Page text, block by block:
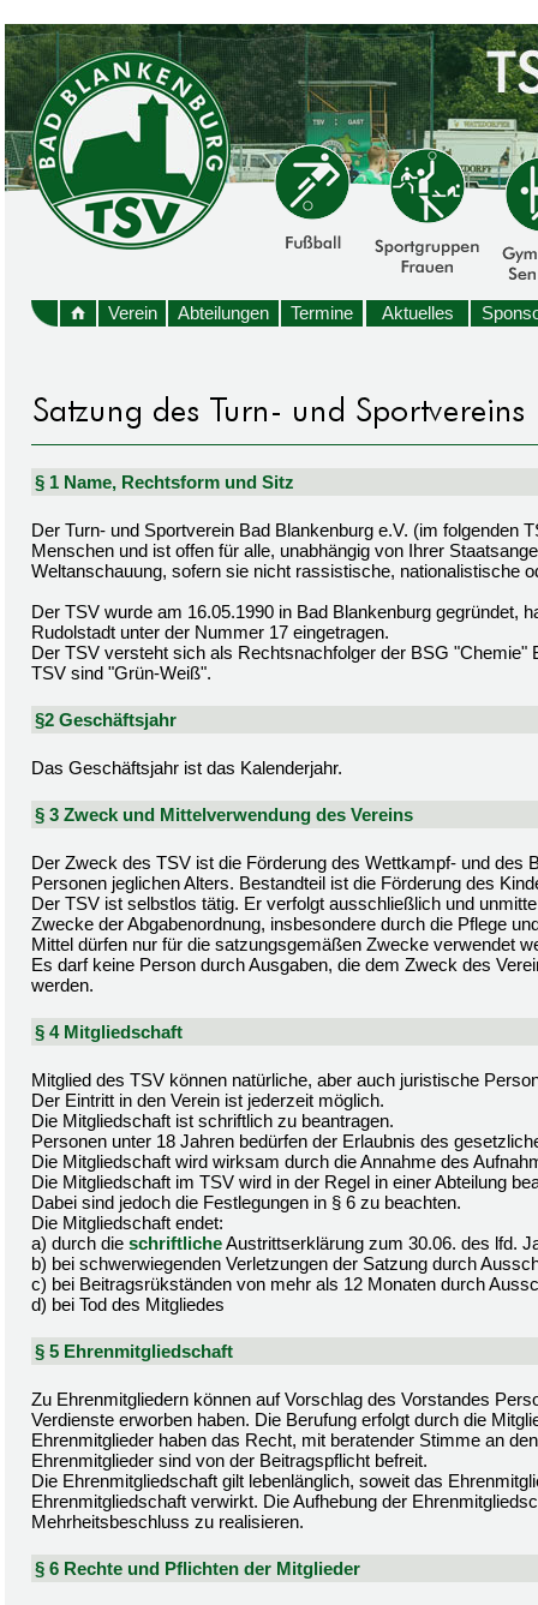
Verein Abteilungen Termine Aktuelles
§ 1 Name, Rechtsform und Sitz
Der Turn- und Sportverein Bad Blankenburg e.V. (im folgenden
Menschen und ist offen für alle, unabhängig von Ihrer
Weltanschauung, sofern sie nicht rassistische, nationalistische
Der TSV wurde am 16.05.1990 in Bad Blankenburg gegründet,
Rudolstadt unter der Nummer 17 eingetragen.
Der TSV versteht sich als Rechtsnachfolger der BSG
TSV sind "Grün-Weiß".
§2 Geschäftsjahr
Das Geschäftsjahr ist das Kalenderjahr.
§ 3 Zweck und Mittelverwendung des Vereins
Der Zweck des TSV ist die Förderung des Wettkampf- und des
Personen jeglichen Alters. Bestandteil ist die Förderung des
Der TSV ist selbstlos tätig. Er verfolgt ausschließlich und
Zwecke der Abgabenordnung, insbesondere durch die Pflege
Mittel dürfen nur für die satzungsgemäßen Zwecke verwendet
Es darf keine Person durch Ausgaben, die dem Zweck des
werden.
§ 4 Mitgliedschaft
Mitglied des TSV können natürliche, aber auch juristische
Der Eintritt in den Verein ist jederzeit möglich.
Die Mitgliedschaft ist schriftlich zu beantragen.
Personen unter 18 Jahren bedürfen der Erlaubnis des
Die Mitgliedschaft wird wirksam durch die Annahme des
Die Mitgliedschaft im TSV wird in der Regel in einer Abteilung
Dabei sind jedoch die Festlegungen in § 6 zu beachten.
Die Mitgliedschaft endet:
a) durch die schriftlicheAustrittserklärung zum 30.06. des lfd.
b) bei schwerwiegenden Verletzungen der Satzung durch
c) bei Beitragsrükständen von mehr als 12 Monaten durch
d) bei Tod des Mitgliedes
§ 5 Ehrenmitgliedschaft
Zu Ehrenmitgliedern können auf Vorschlag des Vorstandes
Verdienste erworben haben. Die Berufung erfolgt durch die
Ehrenmitglieder haben das Recht, mit beratender Stimme an
Ehrenmitglieder sind von der Beitragspflicht befreit.
Die Ehrenmitgliedschaft gilt lebenlänglich, soweit das
Ehrenmitgliedschaft verwirkt. Die Aufhebung der
Mehrheitsbeschluss zu realisieren.
§ 6 Rechte und Pflichten der Mitglieder